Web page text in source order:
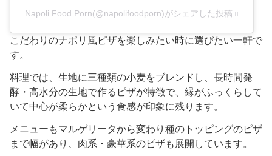
Napoli Food Porn(@napolifoodporn)がシェアした投稿
こだわりのナポリ風ピザを楽しみたい時に選びたい一軒で
す。
料理では、生地に三種類の小麦をブレンドし、長時間発
酵・高水分の生地で作るピザが特徴で、縁がふっくらして
いて中心が柔らかという食感が印象に残ります。
メニューもマルゲリータから変わり種のトッピングのピザ
まで幅があり、肉系・豪華系のピザも展開しています。